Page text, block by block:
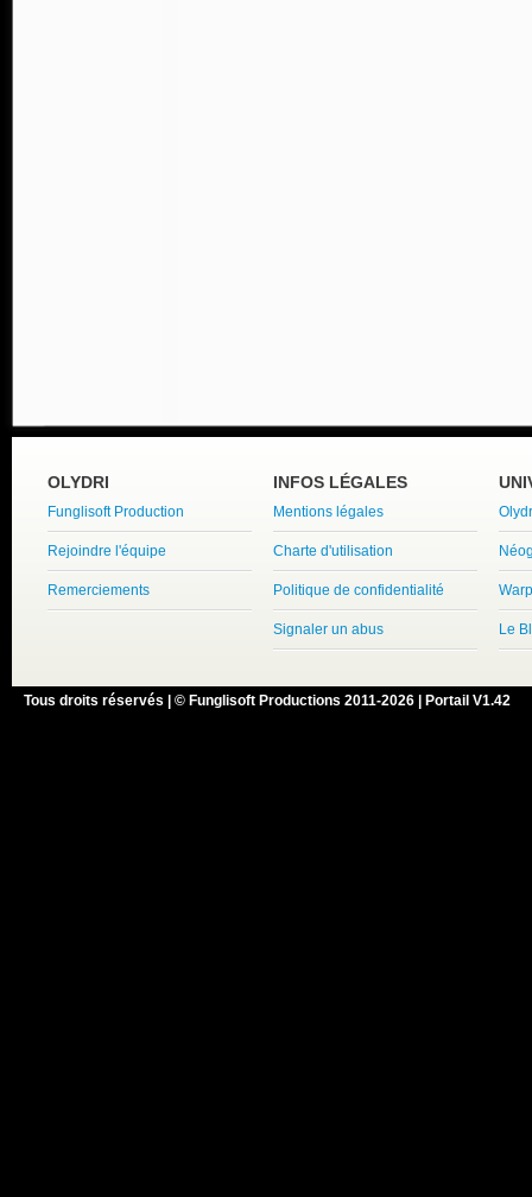
OLYDRI
Funglisoft Production
Rejoindre l'équipe
Remerciements
INFOS LÉGALES
Mentions légales
Charte d'utilisation
Politique de confidentialité
Signaler un abus Le
Tous droits réservés | © Funglisoft Productions 2011-2026 | Portail V1.42